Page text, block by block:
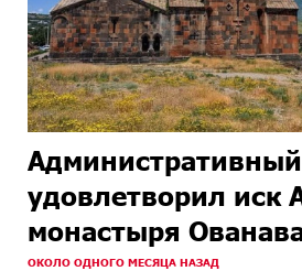
удовлетворил иск
монастыря
ОКОЛО ОДНОГО МЕСЯЦА НАЗАД